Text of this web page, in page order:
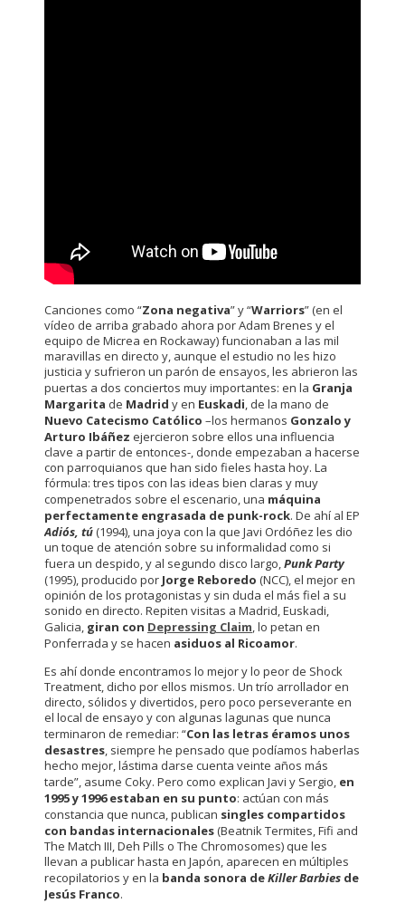
Canciones como “Zona negativa” y “Warriors” (en el
vídeo de arriba grabado ahora por Adam Brenes y el
equipo de Micrea en Rockaway) funcionaban a las mil
maravillas en directo y, aunque el estudio no les hizo
justicia y sufrieron un parón de ensayos, les abrieron las
puertas a dos conciertos muy importantes: en la Granja
Margarita de Madrid y en Euskadi, de la mano de
Nuevo Catecismo Católico –los hermanos Gonzalo y
Arturo Ibáñez ejercieron sobre ellos una influencia
clave a partir de entonces-, donde empezaban a hacerse
con parroquianos que han sido fieles hasta hoy. La
fórmula: tres tipos con las ideas bien claras y muy
compenetrados sobre el escenario, una máquina
perfectamente engrasada de punk-rock. De ahí al EP
Adiós, tú (1994), una joya con la que Javi Ordóñez les dio
un toque de atención sobre su informalidad como si
fuera un despido, y al segundo disco largo,Punk Party
(1995), producido por Jorge Reboredo (NCC), el mejor en
opinión de los protagonistas y sin duda el más fiel a su
sonido en directo. Repiten visitas a Madrid, Euskadi,
Galicia, giran con Depressing Claim, lo petan en
Ponferrada y se hacen asiduos al Ricoamor.
Es ahí donde encontramos lo mejor y lo peor de Shock
Treatment, dicho por ellos mismos. Un trío arrollador en
directo, sólidos y divertidos, pero poco perseverante en
el local de ensayo y con algunas lagunas que nunca
terminaron de remediar: “Con las letras éramos unos
desastres, siempre he pensado que podíamos haberlas
hecho mejor, lástima darse cuenta veinte años más
tarde”, asume Coky. Pero como explican Javi y Sergio, en
1995 y 1996 estaban en su punto: actúan con más
constancia que nunca, publican singles compartidos
con bandas internacionales (Beatnik Termites, Fifi and
The Match III, Deh Pills o The Chromosomes) que les
llevan a publicar hasta en Japón, aparecen en múltiples
recopilatorios y en la banda sonora deKiller Barbies de
Jesús Franco.